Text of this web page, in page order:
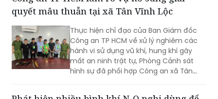
Thực hiện chỉ đạo của Ban Giám đốc
Công an TP HCM về xử lý nghiêm các
hành vi sử dụng vũ khí, hung khí gây
mất an ninh trật tự, Phòng Cảnh sát
hình sự đã phối hợp Công an xã Tân
Vĩnh Lộc, Công an xã Đông Thạnh và
các đơn vị liên quan nhanh chóng điều
tra, làm rõ vụ “Cố ý gây thương tích” và
30/7 tại ấp 14, xã Tân Vĩnh Lộc.
Phát hiện nhiều bình khí N₂O nghi dùng để